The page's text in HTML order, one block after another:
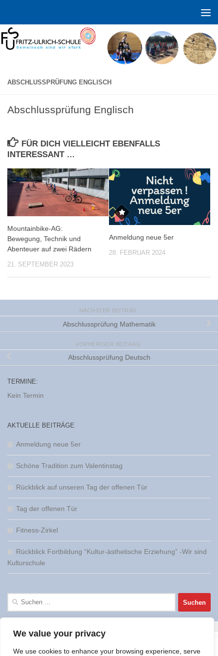
We value your privacy
We use cookies to enhance your browsing experience, serve
ABSCHLUSSPRÜFUNG ENGLISCH
Abschlussprüfung Englisch
FÜR DICH VIELLEICHT EBENFALLS
INTERESSANT …
Mountainbike-AG:
Bewegung, Technik und
Abenteuer auf zwei Rädern
21. SEPTEMBER 2023
Anmeldung neue 5er
28. FEBRUAR 2024
NÄCHSTER BEITRAG
Abschlussprüfung Mathematik
VORHERIGER BEITRAG
Abschlussprüfung Deutsch
TERMINE:
Kein Termin
AKTUELLE BEITRÄGE
Anmeldung neue 5er
Schöne Tradition zum Valentinstag
Rückblick auf unseren Tag der offenen Tür
Tag der offenen Tür
Fitness-Zirkel
Rückblick Fortbildung “Kultur-ästhetische Erziehung” -Wir sind
Kulturschule
Suchen